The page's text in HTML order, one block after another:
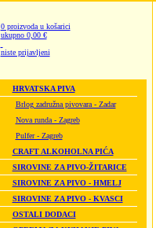
0 proizvoda u košarici
ukupno 0,00 €
niste prijavljeni
HRVATSKA PIVA
Brlog zadružna pivovara - Zadar
Nova runda - Zagreb
Pulfer - Zagreb
CRAFT ALKOHOLNA PIĆA
SIROVINE ZA PIVO-ŽITARICE
SIROVINE ZA PIVO - HMELJ
SIROVINE ZA PIVO - KVASCI
OSTALI DODACI